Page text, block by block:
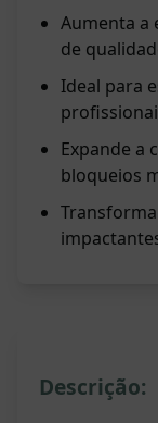
Aumenta a
de
Ideal para
Expande a
bloqueios
Descrição: